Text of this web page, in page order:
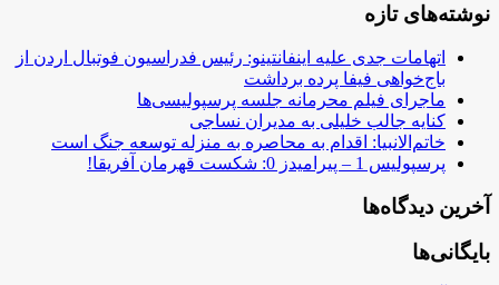
نوشته‌های تازه
اتهامات جدی علیه اینفانتینو: رئیس فدراسیون فوتبال اردن از
باج‌خواهی فیفا پرده برداشت
ماجرای فیلم محرمانه جلسه پرسپولیسی‌ها
کنایه جالب خلیلی به مدیران نساجی
خاتم‌الانبیا: اقدام به محاصره به منزله توسعه جنگ است
پرسپولیس 1 – پیرامیدز 0: شکست قهرمان آفریقا!
آخرین دیدگاه‌ها
بایگانی‌ها